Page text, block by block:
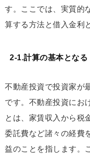
す。ここでは、実質的
算する方法と借入金利
2-1.計算の基本とな
不動産投資で投資家が
です。不動産投資にお
とは、 家賃収入から税
委託費など諸々の経費
益のことを指します 。